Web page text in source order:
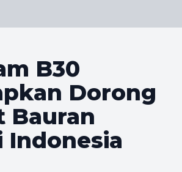
B30
Dorong
Bauran
Indonesia